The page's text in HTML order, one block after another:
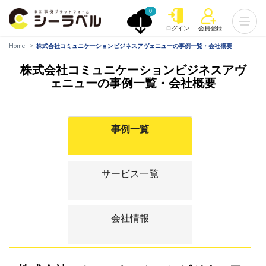
0
ログイン 会員登録
Home 株式会社コミュニケーションビジネスアヴェニューの事例一覧・会社概要
株式会社コミュニケーションビジネスアヴ
ェニューの事例一覧・会社概要
事例一覧
サービス一覧
会社情報